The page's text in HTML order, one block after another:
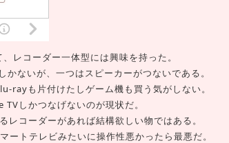
レコーダー一体型には興味を持った。
ないが、一つはスピーカーがつないである。
rayも片付けたしゲーム機も買う気がしない。
しかつなげないのが現状だ。
レコーダーがあれば結構欲しい物ではある。
ートテレビみたいに操作性悪かったら最悪だ。